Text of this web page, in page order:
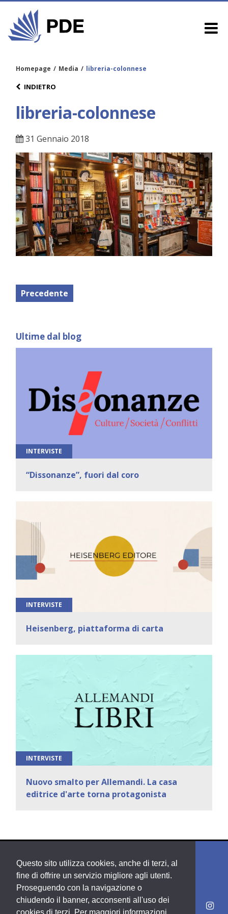
Questo sito utilizza cookies, anche di terzi, al
fine di offrire un servizio migliore agli utenti.
Proseguendo con la navigazione o
chiudendo il banner, acconsenti all'uso dei
Homepage / Media / libreria-colonnese
INDIETRO
libreria-colonnese
31 Gennaio 2018
Precedente
Ultime dal blog
INTERVISTE
“Dissonanze”, fuori dal coro
INTERVISTE
Heisenberg, piattaforma di carta
INTERVISTE
Nuovo smalto per Allemandi. La casa
editrice d'arte torna protagonista